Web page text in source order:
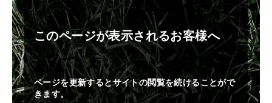
このページが表示されるお客様へ
ページを更新するとサイトの閲覧を続けることがで
きます。